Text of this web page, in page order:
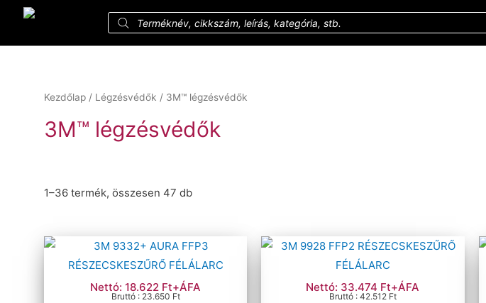
Kezdőlap / Légzésvédők / 3M™ légzésvédők
3M™ légzésvédők
Szűrés
485 Ft —50 901 Ft
Méret szerinti szűrés
1–36 termék, összesen 47 db
Nettó: 18.622 Ft+ÁFA
Bruttó : 23.650 Ft
Nettó: 33.474 Ft+ÁFA
Bruttó : 42.512 Ft